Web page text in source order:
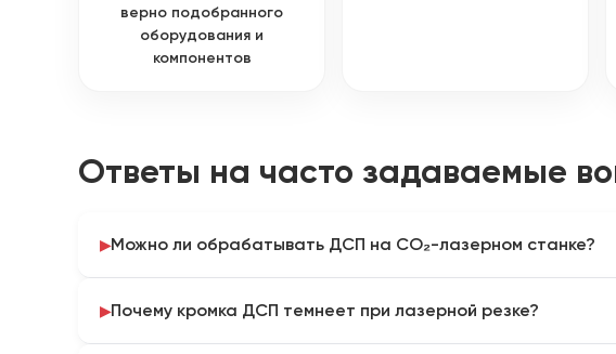
верно подобранного
оборудования и
компонентов
Ответы на часто задаваемые
Можно ли обрабатывать ДСП на CO₂-лазерном станке?
карточках представленных станков ДСП не выделено как
Почему кромка ДСП темнеет при лазерной резке?